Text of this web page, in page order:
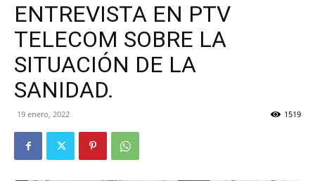
ENTREVISTA EN PTV
TELECOM SOBRE LA
SITUACIÓN DE LA
SANIDAD.
19 enero, 2022 1519